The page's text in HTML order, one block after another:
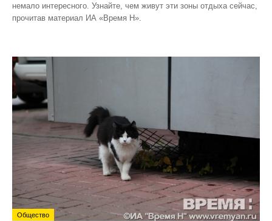
немало интересного. Узнайте, чем живут эти зоны отдыха сейчас,
прочитав материал ИА «Время Н».
Общество